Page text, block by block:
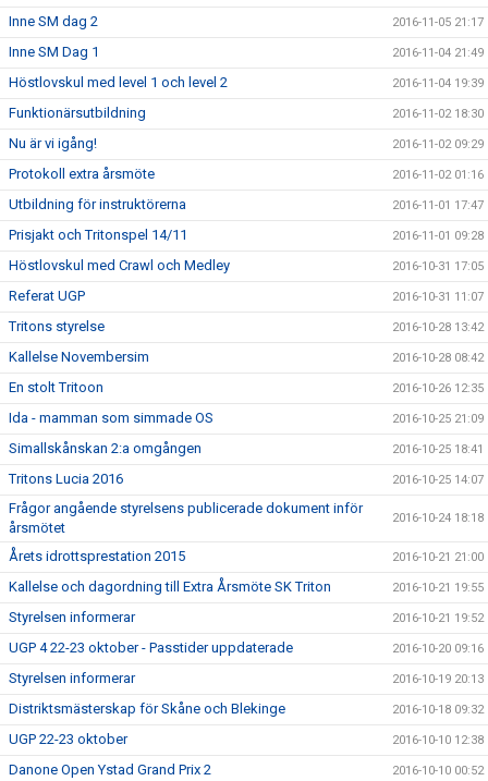
Inne SM dag 2 2016-11-05 21:17
Inne SM Dag 1 2016-11-04 21:49
Höstlovskul med level 1 och level 2 2016-11-04 19:39
Funktionärsutbildning 2016-11-02 18:30
Nu är vi igång! 2016-11-02 09:29
Protokoll extra årsmöte 2016-11-02 01:16
Utbildning för instruktörerna 2016-11-01 17:47
Prisjakt och Tritonspel 14/11 2016-11-01 09:28
Höstlovskul med Crawl och Medley 2016-10-31 17:05
Referat UGP 2016-10-31 11:07
Tritons styrelse 2016-10-28 13:42
Kallelse Novembersim 2016-10-28 08:42
En stolt Tritoon 2016-10-26 12:35
Ida - mamman som simmade OS 2016-10-25 21:09
Simallskånskan 2:a omgången 2016-10-25 18:41
Tritons Lucia 2016 2016-10-25 14:07
Frågor angående styrelsens publicerade dokument inför
årsmötet
2016-10-24 18:18
Årets idrottsprestation 2015 2016-10-21 21:00
Kallelse och dagordning till Extra Årsmöte SK Triton 2016-10-21 19:55
Styrelsen informerar 2016-10-21 19:52
UGP 4 22-23 oktober - Passtider uppdaterade 2016-10-20 09:16
Styrelsen informerar 2016-10-19 20:13
Distriktsmästerskap för Skåne och Blekinge 2016-10-18 09:32
UGP 22-23 oktober 2016-10-10 12:38
Danone Open Ystad Grand Prix 2 2016-10-10 00:52